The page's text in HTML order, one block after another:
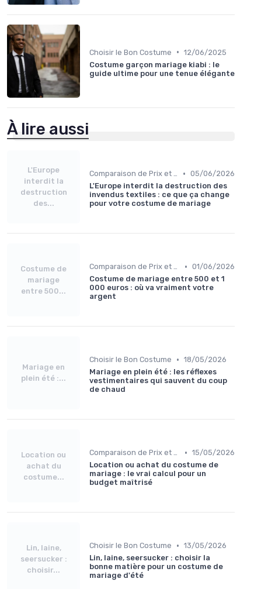
Choisir le Bon Costume • 12/06/2025
Costume garçon mariage kiabi : le
guide ultime pour une tenue élégante
À lire aussi
L'Europe
interdit la
destruction
des...
Comparaison de Prix et de Marques • 05/06/2026
L'Europe interdit la destruction des
invendus textiles : ce que ça change
pour votre costume de mariage
Costume de
mariage
entre 500...
Comparaison de Prix et de Marques • 01/06/2026
Costume de mariage entre 500 et 1
000 euros : où va vraiment votre
argent
Mariage en
plein été :...
Choisir le Bon Costume • 18/05/2026
Mariage en plein été : les réflexes
vestimentaires qui sauvent du coup
de chaud
Location ou
achat du
costume...
Comparaison de Prix et de Marques • 15/05/2026
Location ou achat du costume de
mariage : le vrai calcul pour un
budget maîtrisé
Lin, laine,
seersucker :
choisir...
Choisir le Bon Costume • 13/05/2026
Lin, laine, seersucker : choisir la
bonne matière pour un costume de
mariage d'été